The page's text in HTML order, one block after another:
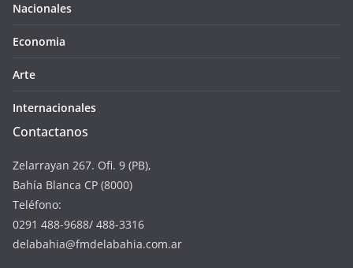
Nacionales
Economia
Arte
Internacionales
Contactanos
Zelarrayan 267. Ofi. 9 (PB),
Bahía Blanca CP (8000)
Teléfono:
0291 488-9688/ 488-3316
delabahia@fmdelabahia.com.ar